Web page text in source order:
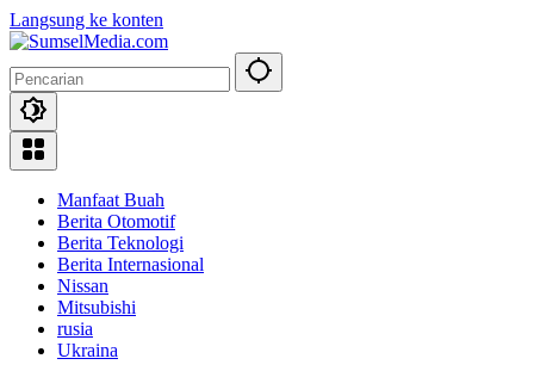
Langsung ke konten
Manfaat Buah
Berita Otomotif
Berita Teknologi
Berita Internasional
Nissan
Mitsubishi
rusia
Ukraina